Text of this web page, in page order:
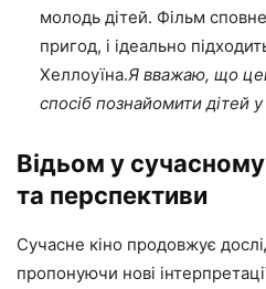
молодь дітей. Фільм
пригод, і ідеально
Хеллоуїна.Я вважаю, що
спосіб познайомити дітей у
Відьом у сучасному
та перспективи
Сучасне кіно продовжує
пропонуючи нові